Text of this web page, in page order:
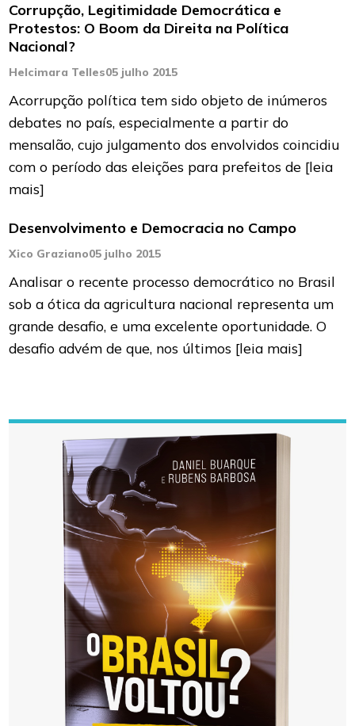
Corrupção, Legitimidade Democrática e
Protestos: O Boom da Direita na Política
Nacional?
Helcimara Telles05 julho 2015
Acorrupção política tem sido objeto de inúmeros
debates no país, especialmente a partir do
mensalão, cujo julgamento dos envolvidos coincidiu
com o período das eleições para prefeitos de [leia
mais]
Desenvolvimento e Democracia no Campo
Xico Graziano05 julho 2015
Analisar o recente processo democrático no Brasil
sob a ótica da agricultura nacional representa um
grande desafio, e uma excelente oportunidade. O
desafio advém de que, nos últimos [leia mais]